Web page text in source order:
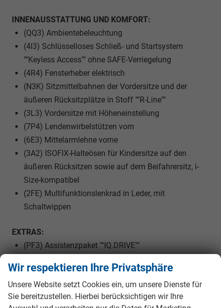
INNENAUSSTATTUNG UND KOMFORT:
(QQ3) Ambientebeleuchtung
(4I3) Schlüsselloses Schließ- und Startsystem
""Keyless Access"" ohne SAFE-Verriegelung
(4R4) Fensterheber elektrisch
(N3K) Sitzmittelbahnen der Vordersitze und der
äußeren Rücksitzplätze in Stoff ""R-Line""
(3L3) Vordersitze mit Höheneinstellung
(7P4) Lendenwirbelstützen vorn
(6E3) Mittelarmlehne vorne
(3A2) ISOFIX-Halteösen für Kindersitze auf den
äußeren Rücksitzen sowie auf dem Beifahrersitz, i-
Size-kompatibel
(2FE) Multifunktionslenkrad in Leder, mit
Schaltwippen
EXTRAS:
(PF3) Assistenzpaket ""IQ.DRIVE""
beheizbar, mit Beifahrerspiegelabsenkung
(6NW) Dachhimmel schwarz
(3S2) Dachreling schwarz
Wir respektieren Ihre Privatsphäre
Unsere Website setzt Cookies ein, um unsere Dienste für
Sie bereitzustellen. Hierbei berücksichtigen wir Ihre